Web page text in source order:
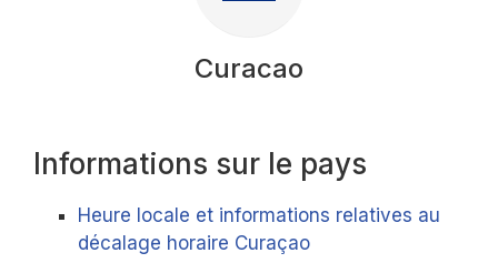
Curacao
Informations sur le pays
Heure locale et informations relatives au
décalage horaire Curaçao